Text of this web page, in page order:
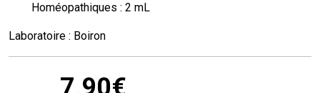
Homéopathiques : 2 mL
Laboratoire : Boiron